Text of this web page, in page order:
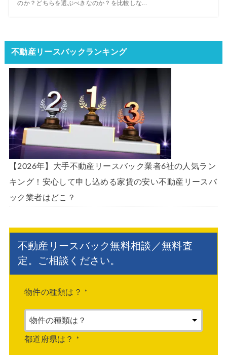
のか？どちらを選ぶべきなのか？を比較しな...
不動産リースバックランキング
【2026年】大手不動産リースバック業者6社の人気ラン
キング！安心して申し込める家賃の安い不動産リースバ
ック業者はどこ？
不動産リースバック無料相談／無料査
定。ご相談ください。
物件の種類は？ *
都道府県は？ *